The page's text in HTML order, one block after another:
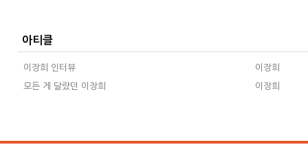
아티클
이장희 인터뷰 이장희
모든 게 달랐던 이장희 이장희